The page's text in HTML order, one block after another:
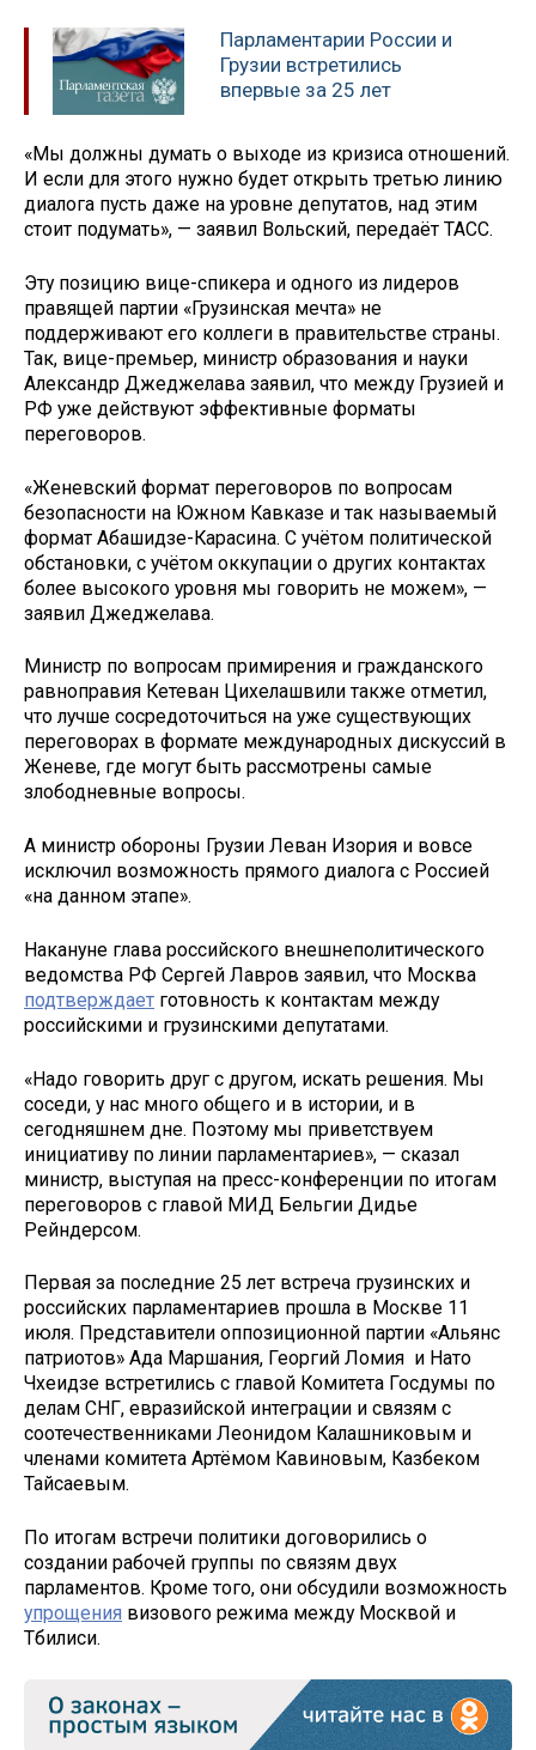
Парламентарии России и
Грузии встретились
впервые за 25 лет
«Мы должны думать о выходе из кризиса отношений.
И если для этого нужно будет открыть третью линию
диалога пусть даже на уровне депутатов, над этим
стоит подумать», — заявил Вольский, передаёт ТАСС.
Эту позицию вице-спикера и одного из лидеров
правящей партии «Грузинская мечта» не
поддерживают его коллеги в правительстве страны.
Так, вице-премьер, министр образования и науки
Александр Джеджелава заявил, что между Грузией и
РФ уже действуют эффективные форматы
переговоров.
«Женевский формат переговоров по вопросам
безопасности на Южном Кавказе и так называемый
формат Абашидзе-Карасина. С учётом политической
обстановки, с учётом оккупации о других контактах
более высокого уровня мы говорить не можем», —
заявил Джеджелава.
Министр по вопросам примирения и гражданского
равноправия Кетеван Цихелашвили также отметил,
что лучше сосредоточиться на уже существующих
переговорах в формате международных дискуссий в
Женеве, где могут быть рассмотрены самые
злободневные вопросы.
А министр обороны Грузии Леван Изория и вовсе
исключил возможность прямого диалога с Россией
«на данном этапе».
Накануне глава российского внешнеполитического
ведомства РФ Сергей Лавров заявил, что Москва
подтверждает готовность к контактам между
российскими и грузинскими депутатами.
«Надо говорить друг с другом, искать решения. Мы
соседи, у нас много общего и в истории, и в
сегодняшнем дне. Поэтому мы приветствуем
инициативу по линии парламентариев», — сказал
министр, выступая на пресс-конференции по итогам
переговоров с главой МИД Бельгии Дидье
Рейндерсом.
Первая за последние 25 лет встреча грузинских и
российских парламентариев прошла в Москве 11
июля. Представители оппозиционной партии «Альянс
патриотов» Ада Маршания, Георгий Ломия и Нато
Чхеидзе встретились с главой Комитета Госдумы по
делам СНГ, евразийской интеграции и связям с
соотечественниками Леонидом Калашниковым и
членами комитета Артёмом Кавиновым, Казбеком
Тайсаевым.
По итогам встречи политики договорились о
создании рабочей группы по связям двух
парламентов. Кроме того, они обсудили возможность
упрощения визового режима между Москвой и
Тбилиси.